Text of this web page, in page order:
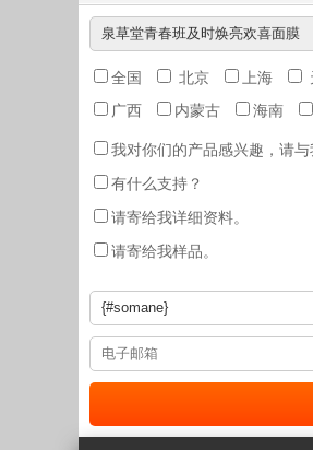
全国 北京 上海
广西
内蒙古 海南
我对你们的产品感兴趣，请与
有什么支持？
请寄给我详细资料。
请寄给我样品。